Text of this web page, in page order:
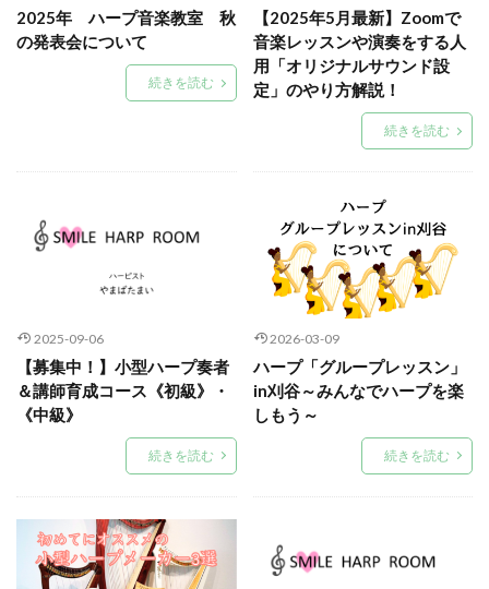
2025年 ハープ音楽教室 秋
の発表会について
続きを読む
【2025年5月最新】Zoomで
音楽レッスンや演奏をする人
用「オリジナルサウンド設
定」のやり方解説！
続きを読む
2025-09-06
【募集中！】小型ハープ奏者
＆講師育成コース《初級》・
《中級》
続きを読む
2026-03-09
ハープ「グループレッスン」
in刈谷～みんなでハープを楽
しもう～
続きを読む